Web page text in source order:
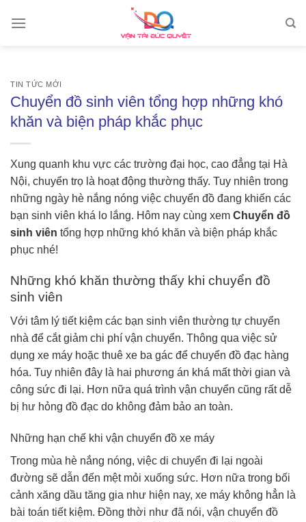
TIN TỨC MỚI
Chuyển đồ sinh viên tổng hợp những khó
khăn và biện pháp khắc phục
Xung quanh khu vực các trường đại học, cao đẳng tại Hà
Nội, chuyển trọ là hoạt động thường thấy. Tuy nhiên trong
những ngày hè nắng nóng việc chuyển đồ đang khiến các
bạn sinh viên khá lo lắng. Hôm nay cùng xem Chuyển đồ
sinh viên tổng hợp những khó khăn và biện pháp khắc
phục nhé!
Những khó khăn thường thấy khi chuyển đồ
sinh viên
Với tâm lý tiết kiệm các bạn sinh viên thường tự chuyển
nhà để cắt giảm chi phí vận chuyển. Thông qua việc sử
dụng xe máy hoặc thuê xe ba gác để chuyển đồ đạc hàng
hóa. Tuy nhiên đây là hai phương án khá mất thời gian và
công sức đi lại. Hơn nữa quá trình vận chuyển cũng rất dễ
bị hư hỏng đồ đạc do không đảm bảo an toàn.
Những hạn chế khi vận chuyển đồ xe máy
Trong mùa hè nắng nóng, việc di chuyển đi lại ngoài
đường sẽ dẫn đến mệt mỏi xuống sức. Hơn nữa trong bối
cảnh xăng dầu tăng gia như hiện nay, xe máy không hẳn là
bài toán tiết kiệm. Đồng thời như đã nói, vận chuyển đồ